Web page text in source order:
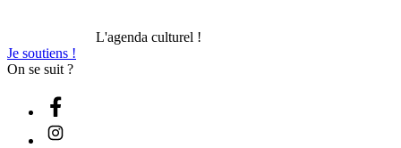
L'agenda culturel !
Je soutiens !
On se suit ?